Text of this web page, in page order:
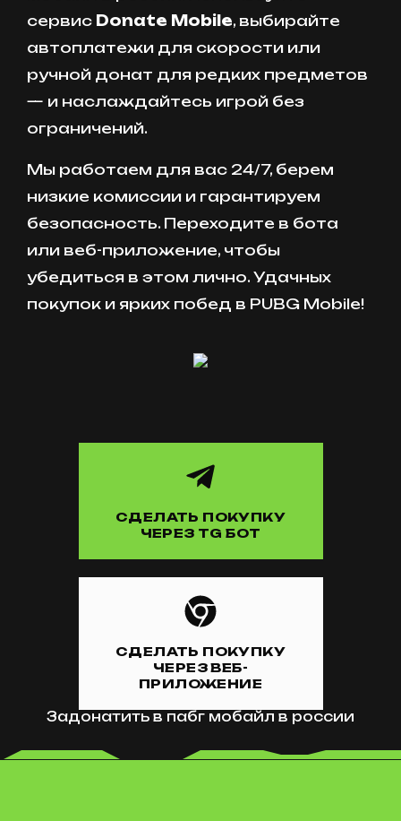
сервис Donate Mobile, выбирайте
автоплатежи для скорости или
ручной донат для редких предметов
— и наслаждайтесь игрой без
ограничений.
Мы работаем для вас 24/7, берем
низкие комиссии и гарантируем
безопасность. Переходите в бота
или веб-приложение, чтобы
убедиться в этом лично. Удачных
покупок и ярких побед в PUBG Mobile!
СДЕЛАТЬ ПОКУПКУ
ЧЕРЕЗ TG БОТ
СДЕЛАТЬ ПОКУПКУ
ЧЕРЕЗ ВЕБ-
ПРИЛОЖЕНИЕ
Задонатить в пабг мобайл в россии